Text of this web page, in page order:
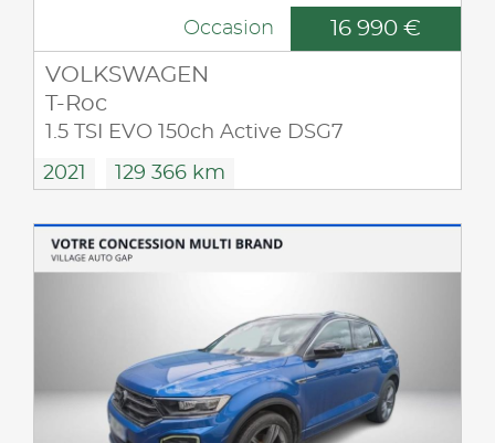
Occasion 16 990 €
VOLKSWAGEN
T-Roc
1.5 TSI EVO 150ch Active DSG7
2021 129 366 km